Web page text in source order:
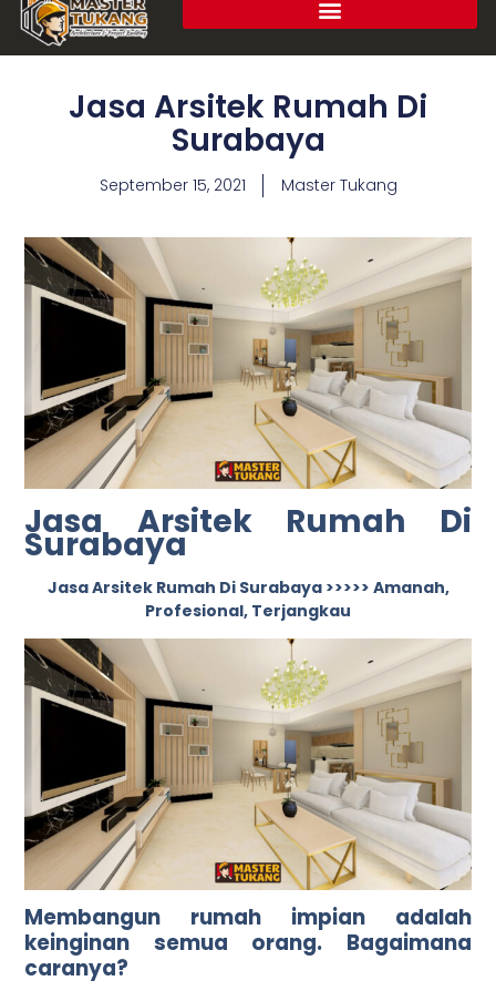
Jasa Arsitek Rumah Di
Surabaya
September 15, 2021 Master Tukang
Jasa Arsitek Rumah Di
Surabaya
Jasa Arsitek Rumah Di Surabaya >>>>> Amanah,
Profesional, Terjangkau
Membangun rumah impian adalah
keinginan semua orang. Bagaimana
caranya?